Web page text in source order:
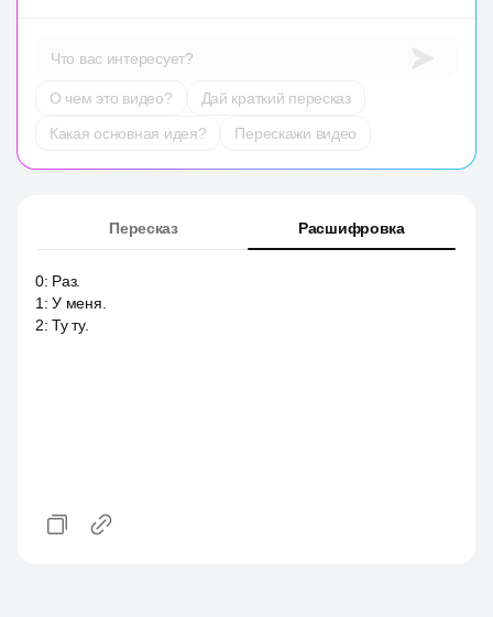
Что вас интересует?
О чем это видео?
Дай краткий пересказ
Какая основная идея?
Перескажи видео
Пересказ Расшифровка
0: Раз.
1 :У меня.
2:Ту ту.